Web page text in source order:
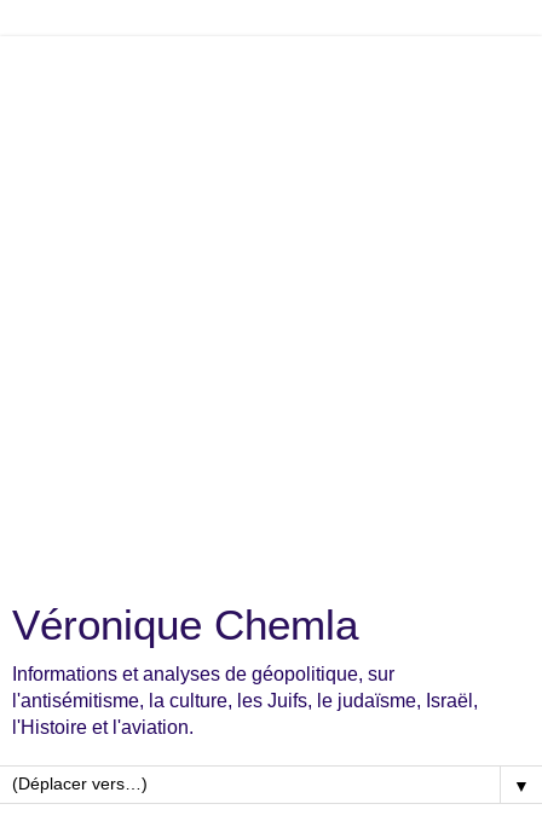
Véronique Chemla
Informations et analyses de géopolitique, sur
l'antisémitisme, la culture, les Juifs, le judaïsme, Israël,
l'Histoire et l'aviation.
▼